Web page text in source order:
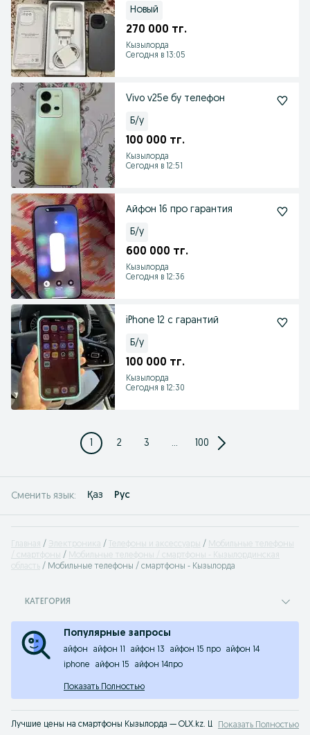
Новый
270 000 тг.
Кызылорда
Сегодня в 13:05
Vivo v25e бу телефон
Б/у
100 000 тг.
Кызылорда
Сегодня в 12:51
Айфон 16 про гарантия
Б/у
600 000 тг.
Кызылорда
Сегодня в 12:36
iPhone 12 с гарантий
Б/у
100 000 тг.
Кызылорда
Сегодня в 12:30
1 2 3 ... 100
Сменить язык: Қаз Рус
Главная Электроника Телефоны и аксессуары
Мобильные телефоны
/ смартфоны
Мобильные телефоны / смартфоны - Кызылординская
область
Мобильные телефоны / смартфоны - Кызылорда
КАТЕГОРИЯ
Популярные запросы
айфон айфон 11 айфон 13 айфон 15 про
айфон 14
iphone
айфон 15 айфон 14про
Показать Полностью
Лучшие цены на смартфоны Кызылорда — OLX.kz. Широкий выбор
Показать Полностью